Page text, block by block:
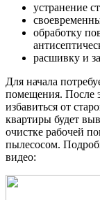
устранение
обработку
расшивку и
Для начала
помещения. После
избавиться от
квартиры будет
очистке рабочей
пылесосом.
видео: